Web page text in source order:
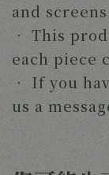
and
‧ This
each piece
‧ If you
us a